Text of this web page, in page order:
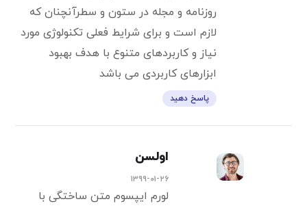
روزنامه و مجله در ستون و سطرآنچنان که
لازم است و برای شرایط فعلی تکنولوژی مورد
نیاز و کاربردهای متنوع با هدف بهبود
ابزارهای کاربردی می باشد
پاسخ دهید
اولسن
۱۳۹۹-۰۱-۲۶
لورم ایپسوم متن ساختگی با